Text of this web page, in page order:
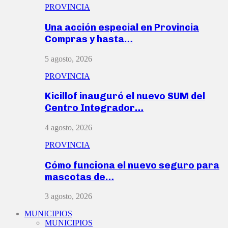
PROVINCIA
Una acción especial en Provincia
Compras y hasta…
5 agosto, 2026
PROVINCIA
Kicillof inauguró el nuevo SUM del
Centro Integrador…
4 agosto, 2026
PROVINCIA
Cómo funciona el nuevo seguro para
mascotas de…
3 agosto, 2026
MUNICIPIOS
MUNICIPIOS